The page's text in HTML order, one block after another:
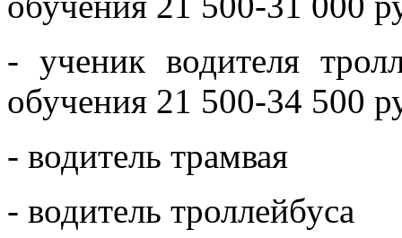
- ученик водителя
обучения 21 500-34 500
- водитель трамвая
- водитель троллейбуса